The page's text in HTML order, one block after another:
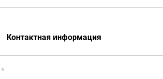
Контактная информация